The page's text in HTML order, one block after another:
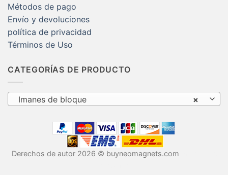
Métodos de pago
Envío y devoluciones
política de privacidad
Términos de Uso
CATEGORÍAS DE PRODUCTO
×
Imanes de bloque
Derechos de autor 2026 © buyneomagnets.com